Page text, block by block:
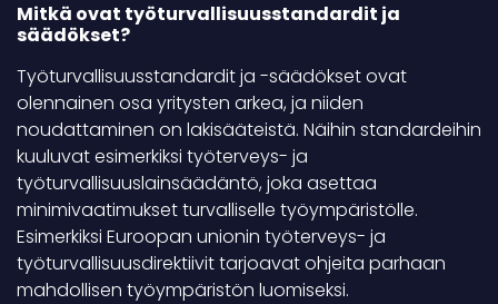
Mitkä ovat työturvallisuusstandardit ja
säädökset?
Työturvallisuusstandardit ja -säädökset ovat
olennainen osa yritysten arkea, ja niiden
noudattaminen on lakisääteistä. Näihin standardeihin
kuuluvat esimerkiksi työterveys- ja
työturvallisuuslainsäädäntö, joka asettaa
minimivaatimukset turvalliselle työympäristölle.
Esimerkiksi Euroopan unionin työterveys- ja
työturvallisuusdirektiivit tarjoavat ohjeita parhaan
mahdollisen työympäristön luomiseksi.